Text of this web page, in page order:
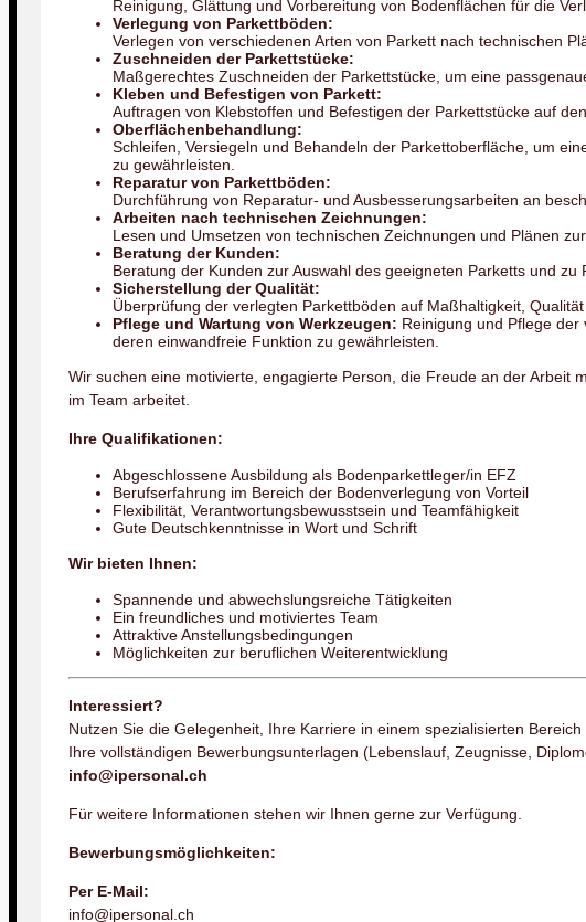
Reinigung, Glättung und Vorbereitung von Bodenflächen für die
Verlegung von Parkettböden:
Verlegen von verschiedenen Arten von Parkett nach technischen
Zuschneiden der Parkettstücke:
Maßgerechtes Zuschneiden der Parkettstücke, um eine
Kleben und Befestigen von Parkett:
Auftragen von Klebstoffen und Befestigen der Parkettstücke auf
Oberflächenbehandlung:
Schleifen, Versiegeln und Behandeln der Parkettoberfläche, um
zu gewährleisten.
Reparatur von Parkettböden:
Durchführung von Reparatur- und Ausbesserungsarbeiten an
Arbeiten nach technischen Zeichnungen:
Lesen und Umsetzen von technischen Zeichnungen und Plänen
Beratung der Kunden:
Beratung der Kunden zur Auswahl des geeigneten Parketts und zu
Sicherstellung der Qualität:
Überprüfung der verlegten Parkettböden auf Maßhaltigkeit,
Pflege und Wartung von Werkzeugen: Reinigung und Pflege
deren einwandfreie Funktion zu gewährleisten.
Wir suchen eine motivierte, engagierte Person, die Freude an der Arbeit
im Team arbeitet.
Ihre Qualifikationen:
Abgeschlossene Ausbildung als Bodenparkettleger/in EFZ
Berufserfahrung im Bereich der Bodenverlegung von Vorteil
Flexibilität, Verantwortungsbewusstsein und Teamfähigkeit
Gute Deutschkenntnisse in Wort und Schrift
Wir bieten Ihnen:
Spannende und abwechslungsreiche Tätigkeiten
Ein freundliches und motiviertes Team
Attraktive Anstellungsbedingungen
Möglichkeiten zur beruflichen Weiterentwicklung
Interessiert?
Nutzen Sie die Gelegenheit, Ihre Karriere in einem spezialisierten
Ihre vollständigen Bewerbungsunterlagen (Lebenslauf, Zeugnisse,
info@ipersonal.ch
Für weitere Informationen stehen wir Ihnen gerne zur Verfügung.
Bewerbungsmöglichkeiten:
Per E-Mail:
info@ipersonal.ch